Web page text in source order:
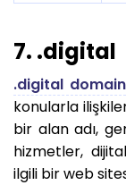
7. .digital
.digital domain
konularla
bir alan adı,
hizmetler,
ilgili bir web